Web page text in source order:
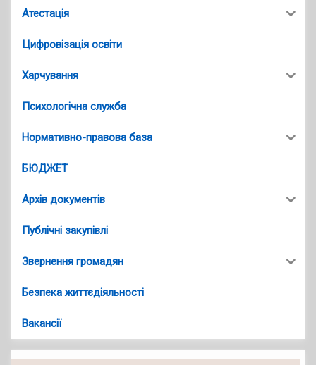
Атестація
Цифровізація освіти
Харчування
Психологічна служба
Нормативно-правова база
БЮДЖЕТ
Архів документів
Публічні закупівлі
Звернення громадян
Безпека життєдіяльності
Вакансії